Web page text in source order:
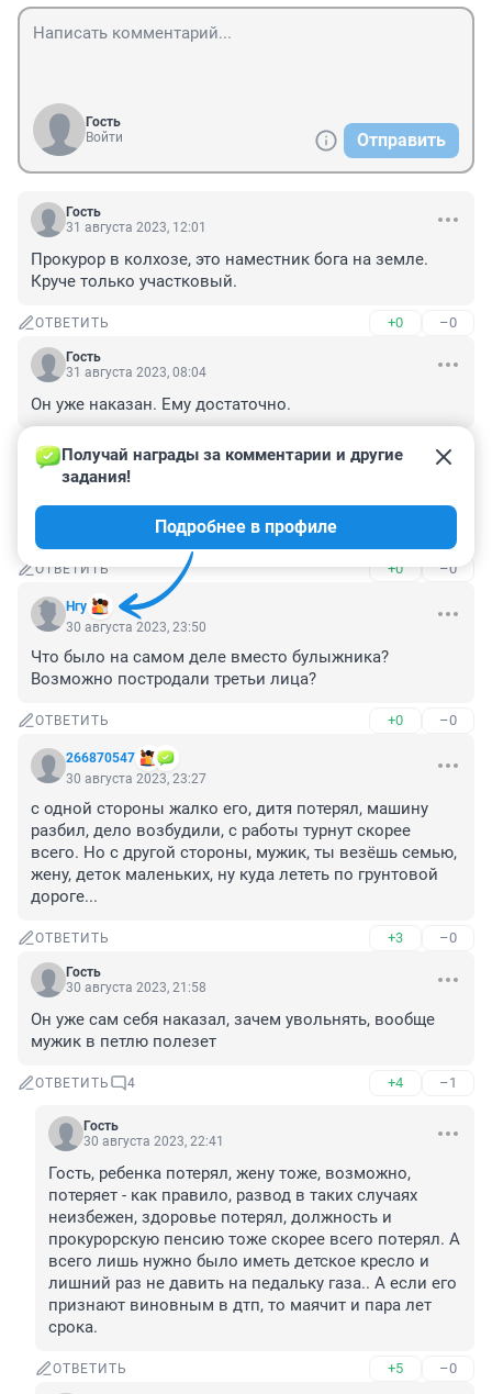
Гость
Войти
Отправить
Гость
31 августа 2023, 12:01
Прокурор в колхозе, это наместник бога на земле.
Круче только участковый.
ОТВЕТИТЬ +0 –0
Гость
31 августа 2023, 08:04
Он уже наказан. Ему достаточно.
ОТВЕТИТЬ –0
Гость
ОТВЕТИТЬ +0 –0
Нгу
Получай награды за комментарии и другие
задания!
Подробнее в профиле
30 августа 2023, 23:50
Что было на самом деле вместо булыжника?
Возможно постродали третьи лица?
ОТВЕТИТЬ +0 –0
266870547
30 августа 2023, 23:27
с одной стороны жалко его, дитя потерял, машину
разбил, дело возбудили, с работы турнут скорее
всего. Но с другой стороны, мужик, ты везёшь семью,
жену, деток маленьких, ну куда лететь по грунтовой
дороге...
ОТВЕТИТЬ +3 –0
Гость
30 августа 2023, 21:58
Он уже сам себя наказал, зачем увольнять, вообще
мужик в петлю полезет
ОТВЕТИТЬ 4 +4 –1
Гость
30 августа 2023, 22:41
Гость, ребенка потерял, жену тоже, возможно,
потеряет - как правило, развод в таких случаях
неизбежен, здоровье потерял, должность и
прокурорскую пенсию тоже скорее всего потерял. А
всего лишь нужно было иметь детское кресло и
лишний раз не давить на педальку газа.. А если его
признают виновным в дтп, то маячит и пара лет
срока.
ОТВЕТИТЬ +5 –0